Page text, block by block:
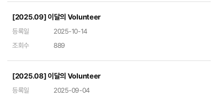
[2025.09] 이달의 Volunteer
등록일
2025-10-14
조회수
889
[2025.08] 이달의 Volunteer
등록일
2025-09-04